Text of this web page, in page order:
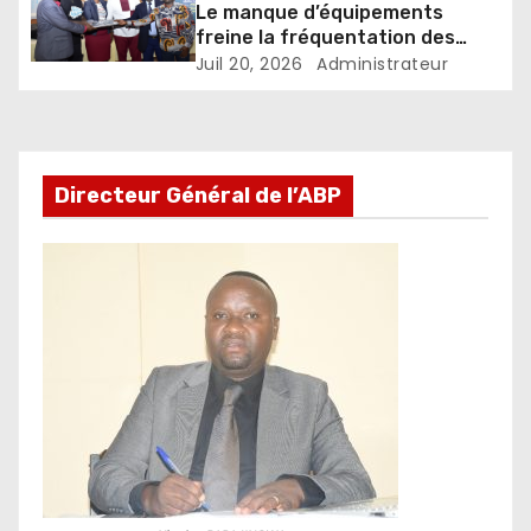
Le manque d’équipements
freine la fréquentation des
centres de métiers en province
Juil 20, 2026 Administrateur
Directeur Général de l’ABP